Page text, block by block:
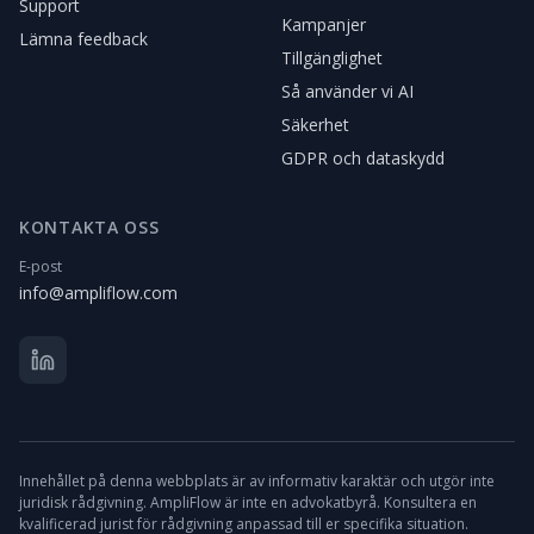
Support
Lämna feedback
Kampanjer
Tillgänglighet
Så använder vi AI
Säkerhet
GDPR och dataskydd
KONTAKTA OSS
E-post
info@ampliflow.com
Innehållet på denna webbplats är av informativ karaktär och utgör inte
juridisk rådgivning. AmpliFlow är inte en advokatbyrå. Konsultera en
kvalificerad jurist för rådgivning anpassad till er specifika situation.